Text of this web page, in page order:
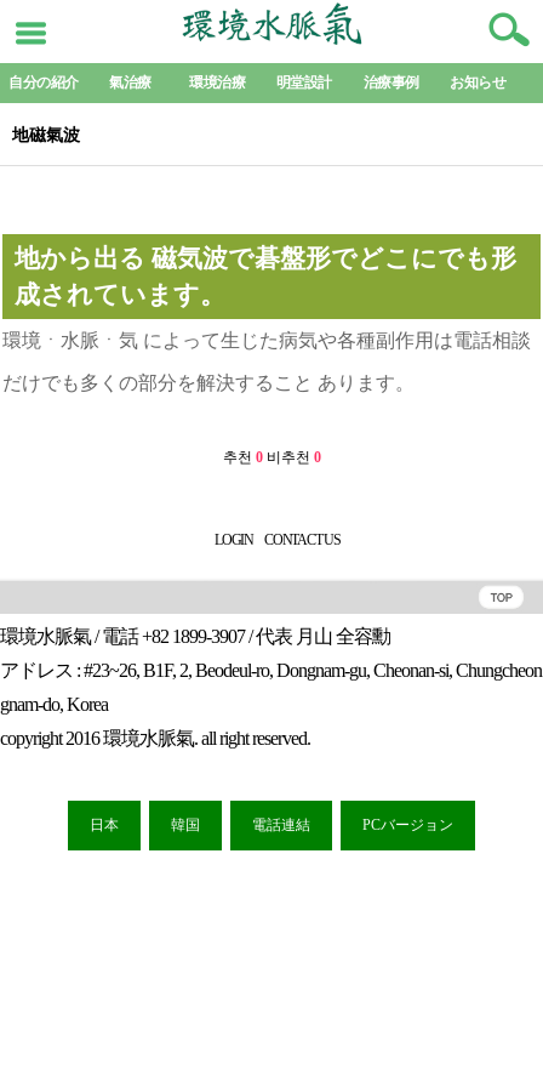
自分の紹介 氣治療 環境治療 明堂設計 治療事例 お知らせ
地磁氣波
地から出る 磁気波で碁盤形でどこにでも形
成されています。
環境ㆍ水脈ㆍ気 によって生じた病気や各種副作用は電話相談
だけでも多くの部分を解決すること あります。
추천 0 비추천 0
LOGIN CONTACT US
環境水脈氣 / 電話 +82 1899-3907 / 代表 月山 全容勳
アドレス : #23~26, B1F, 2, Beodeul-ro, Dongnam-gu, Cheonan-si, Chungcheon
gnam-do, Korea
copyright 2016 環境水脈氣. all right reserved.
日本 韓国 電話連結 PCバージョン